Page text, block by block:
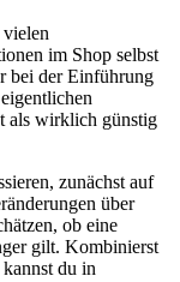
vielen
im Shop selbst
bei der Einführung
als wirklich günstig
zunächst auf
über
ob eine
gilt. Kombinierst
du in